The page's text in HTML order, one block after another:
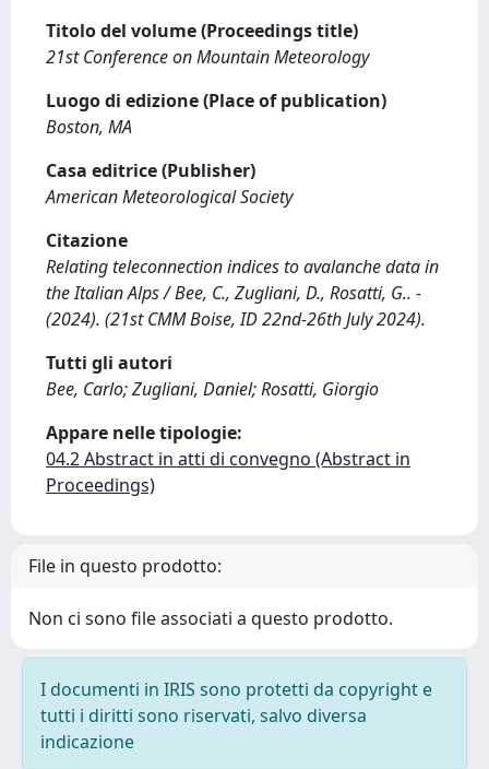
Titolo del volume (Proceedings title)
21st Conference on Mountain Meteorology
Luogo di edizione (Place of publication)
Boston, MA
Casa editrice (Publisher)
American Meteorological Society
Citazione
Relating teleconnection indices to avalanche data in
the Italian Alps / Bee, C., Zugliani, D., Rosatti, G.. -
(2024). (21st CMM Boise, ID 22nd-26th July 2024).
Tutti gli autori
Bee, Carlo; Zugliani, Daniel; Rosatti, Giorgio
Appare nelle tipologie:
04.2 Abstract in atti di convegno (Abstract in
Proceedings)
File in questo prodotto:
Non ci sono file associati a questo prodotto.
I documenti in IRIS sono protetti da copyright e
tutti i diritti sono riservati, salvo diversa
indicazione